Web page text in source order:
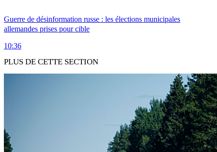
Guerre de désinformation russe : les élections municipales
allemandes prises pour cible
10:36
PLUS DE CETTE SECTION